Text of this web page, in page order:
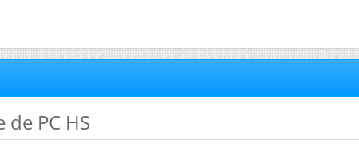
de PC HS